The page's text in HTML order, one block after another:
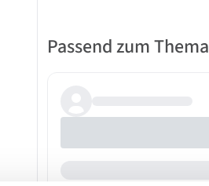
Passend zum Thema